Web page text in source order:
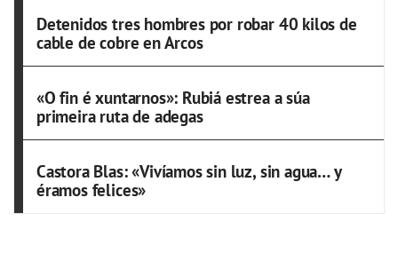
Detenidos tres hombres por robar 40 kilos de
cable de cobre en Arcos
«O fin é xuntarnos»: Rubiá estrea a súa
primeira ruta de adegas
Castora Blas: «Vivíamos sin luz, sin agua… y
éramos felices»